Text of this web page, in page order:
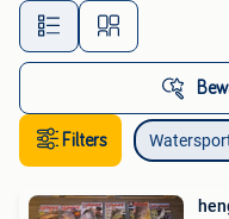
Filters